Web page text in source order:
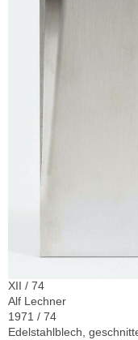
XII / 74
Alf Lechner
1971 / 74
Edelstahlblech,